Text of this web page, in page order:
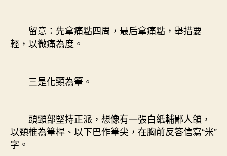
留意：先拿痛點四周，最后拿痛點，舉措要
輕，以微痛為度。
三是化頸為筆。
頭頸部堅持正派，想像有一張白紙輔鄙人頜，
以頸椎為筆桿、以下巴作筆尖，在胸前反答信寫“米”
字。